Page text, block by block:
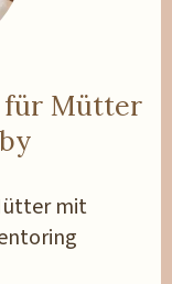
für Mütter
mit